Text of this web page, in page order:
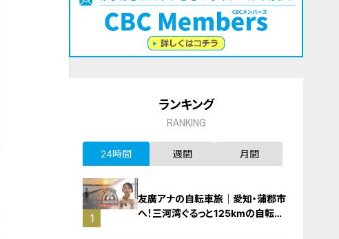
ランキング
RANKING
24時間 週間 月間
1
友廣アナの自転車旅｜愛知・蒲郡市
へ！三河湾ぐるっと125kmの自転車